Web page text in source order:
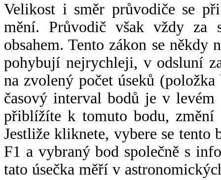
Velikost i směr průvodiče se
mění. Průvodič však vždy za
obsahem. Tento zákon se někdy
pohybují nejrychleji, v odsluní
na zvolený počet úseků
časový interval bodů je v
přiblížíte k tomuto bodu,
Jestliže kliknete, vybere se tento
F1 a vybraný bod společně s
tato úsečka měří v